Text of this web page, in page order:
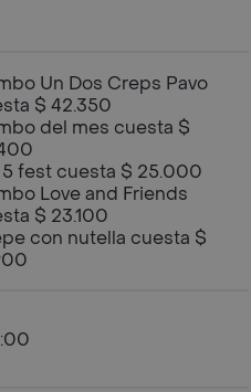
Un Dos Creps Pavo
$ 42.350
del mes cuesta $
5 fest cuesta $ 25.000
Love and Friends
$ 23.100
con nutella cuesta $